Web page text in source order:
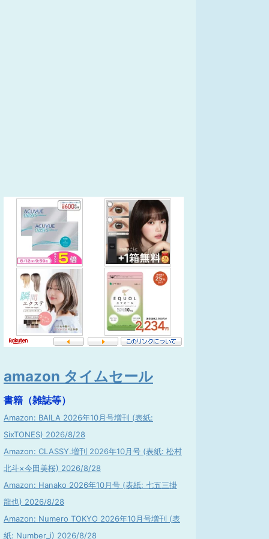
amazon タイムセール
書籍（雑誌等）
Amazon: BAILA 2026年10月号増刊 (表紙:
SixTONES) 2026/8/28
Amazon: CLASSY.増刊 2026年10月号 (表紙: 松村
北斗×今田美桜) 2026/8/28
Amazon: Hanako 2026年10月号 (表紙: 七五三掛
龍也) 2026/8/28
Amazon: Numero TOKYO 2026年10月号増刊 (表
紙: Number_i) 2026/8/28